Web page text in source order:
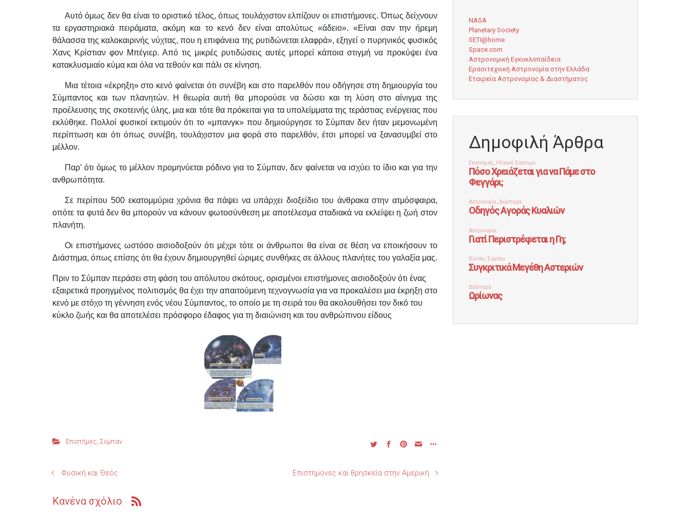
Αυτό όμως δεν θα είναι το οριστικό τέλος, όπως τουλάχιστον ελπίζουν οι επιστήμονες. Όπως δείχνουν
τα εργαστηριακά πειράματα, ακόμη και το κενό δεν είναι απολύτως «άδειο». «Είναι σαν την ήρεμη
θάλασσα της καλοκαιρινής νύχτας, που η επιφάνεια της ρυτιδώνεται ελαφρά», εξηγεί ο πυρηνικός φυσικός
Χανς Κρίστιαν φον Μπέγιερ. Από τις μικρές ρυτιδώσεις αυτές μπορεί κάποια στιγμή να προκύψει ένα
κατακλυσμιαίο κύμα και όλα να τεθούν και πάλι σε κίνηση.
Μια τέτοια «έκρηξη» στο κενό φαίνεται ότι συνέβη και στο παρελθόν που οδήγησε στη δημιουργία του
Σύμπαντος και των πλανητών. Η θεωρία αυτή θα μπορούσε να δώσει και τη λύση στο αίνιγμα της
προέλευσης της σκοτεινής ύλης, μια και τότε θα πρόκειται για τα υπολείμματα της τεράστιας ενέργειας που
εκλύθηκε. Πολλοί φυσικοί εκτιμούν ότι το «μπανγκ» που δημιούργησε το Σύμπαν δεν ήταν μεμονωμένη
περίπτωση και ότι όπως συνέβη, τουλάχιστον μια φορά στο παρελθόν, έτσι μπορεί να ξανασυμβεί στο
μέλλον.
Παρ’ ότι όμως το μέλλον προμηνύεται ρόδινο για το Σύμπαν, δεν φαίνεται να ισχύει το ίδιο και για την
ανθρωπότητα.
Σε περίπου 500 εκατομμύρια χρόνια θα πάψει να υπάρχει διοξείδιο του άνθρακα στην ατμόσφαιρα,
οπότε τα φυτά δεν θα μπορούν να κάνουν φωτοσύνθεση με αποτέλεσμα σταδιακά να εκλείψει η ζωή στον
πλανήτη.
Οι επιστήμονες ωστόσο αισιοδοξούν ότι μέχρι τότε οι άνθρωποι θα είναι σε θέση να εποικήσουν το
Διάστημα, όπως επίσης ότι θα έχουν δημιουργηθεί ώριμες συνθήκες σε άλλους πλανήτες του γαλαξία μας.
Πριν το Σύμπαν περάσει στη φάση του απόλυτου σκότους, ορισμένοι επιστήμονες αισιοδοξούν ότι ένας
εξαιρετικά προηγμένος πολιτισμός θα έχει την απαιτούμενη τεχνογνωσία για να προκαλέσει μια έκρηξη στο
κενό με στόχο τη γέννηση ενός νέου Σύμπαντος, το οποίο με τη σειρά του θα ακολουθήσει τον δικό του
κύκλο ζωής και θα αποτελέσει πρόσφορο έδαφος για τη διαιώνιση και του ανθρώπινου είδους
Επιστήμες, Σύμπαν
Φυσική και Θεός Επιστήμονες και θρησκεία στην Αμερική
Κανένα σχόλιο
NASA
Planetary Society
SETI@home
Space.com
Αστρονομική Εγκυκλοπαίδεια
Ερασιτεχνική Αστρονομία στην Ελλάδα
Εταιρεία Αστρονομίας & Διαστήματος
Δημοφιλή Άρθρα